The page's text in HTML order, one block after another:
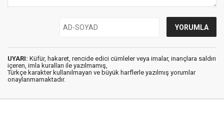
UYARI: Küfür, hakaret, rencide edici cümleler veya imalar, inançlara saldırı
içeren, imla kuralları ile yazılmamış,
Türkçe karakter kullanılmayan ve büyük harflerle yazılmış yorumlar
onaylanmamaktadır.